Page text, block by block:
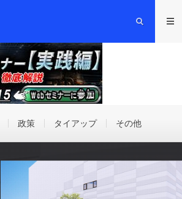
政策 タイアップ その他